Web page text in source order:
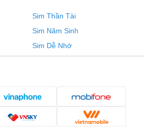
Sim Thần Tài
Sim Năm Sinh
Sim Dễ Nhớ